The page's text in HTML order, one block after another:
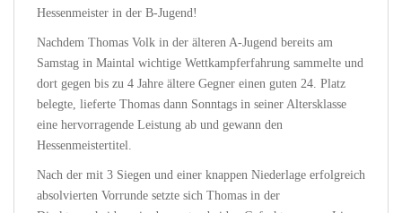
Hessenmeister in der B-Jugend!
Nachdem Thomas Volk in der älteren A-Jugend bereits am
Samstag in Maintal wichtige Wettkampferfahrung sammelte und
dort gegen bis zu 4 Jahre ältere Gegner einen guten 24. Platz
belegte, lieferte Thomas dann Sonntags in seiner Altersklasse
eine hervorragende Leistung ab und gewann den
Hessenmeistertitel.
Nach der mit 3 Siegen und einer knappen Niederlage erfolgreich
absolvierten Vorrunde setzte sich Thomas in der